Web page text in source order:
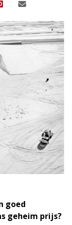
goed
geheim prijs?